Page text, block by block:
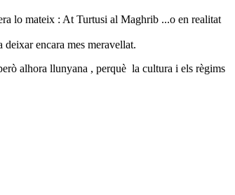
lo mateix : At Turtusi al Maghrib ...o en realitat
encara mes meravellat.
alhora llunyana , perquè la cultura i els règims